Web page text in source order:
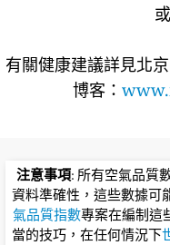
有關健康建議詳​​見北
博客：
注意事項: 所有空氣品質
資料準確性，這些數據可
氣品質指數專案在編制這
當的技巧，在任何情況下